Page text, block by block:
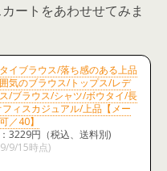
ートをあわせせてみま
イブラウス/落ち感のある上品
気のブラウス/トップス/レデ
/ブラウス/シャツ/ボウタイ/長
ィスカジュアル/上品【メー
／40】
3229円（税込、送料別)
9/15時点)